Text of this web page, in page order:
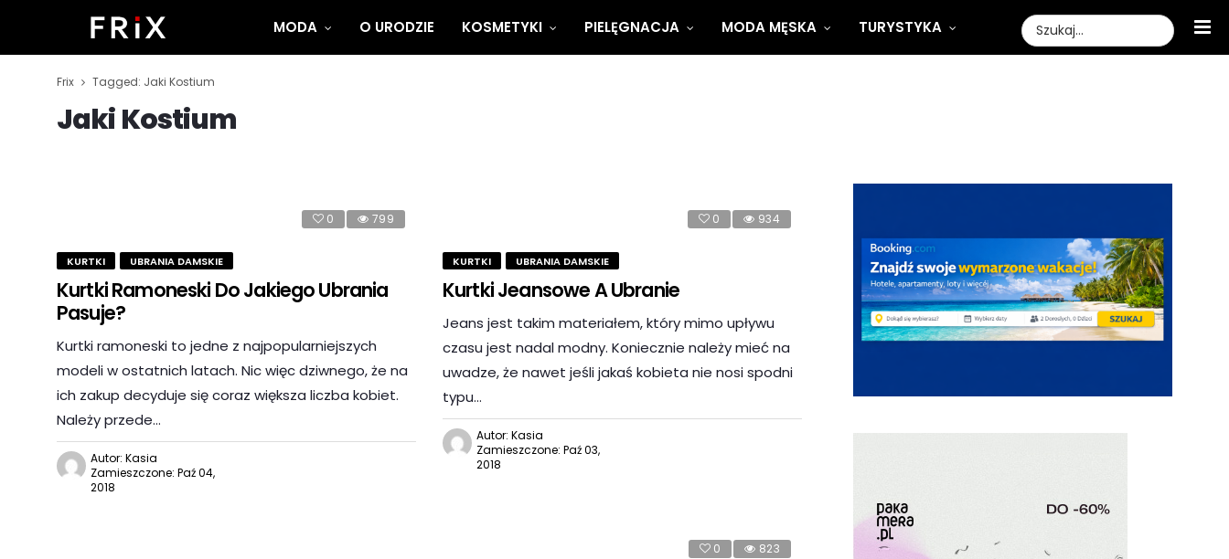
MODA O URODZIE KOSMETYKI PIELĘGNACJA MODA MĘSKA TURYSTYKA
Frix Tagged: Jaki Kostium
Jaki Kostium
0 799
KURTKI UBRANIA DAMSKIE
Kurtki Ramoneski Do Jakiego Ubrania
Pasuje?
Kurtki ramoneski to jedne z najpopularniejszych
modeli w ostatnich latach. Nic więc dziwnego, że na
ich zakup decyduje się coraz większa liczba kobiet.
Należy przede…
Autor: Kasia
Zamieszczone: Paź 04,
2018
0 934
KURTKI UBRANIA DAMSKIE
Kurtki Jeansowe A Ubranie
Jeans jest takim materiałem, który mimo upływu
czasu jest nadal modny. Koniecznie należy mieć na
uwadze, że nawet jeśli jakaś kobieta nie nosi spodni
typu…
Autor: Kasia
Zamieszczone: Paź 03,
2018
0 823